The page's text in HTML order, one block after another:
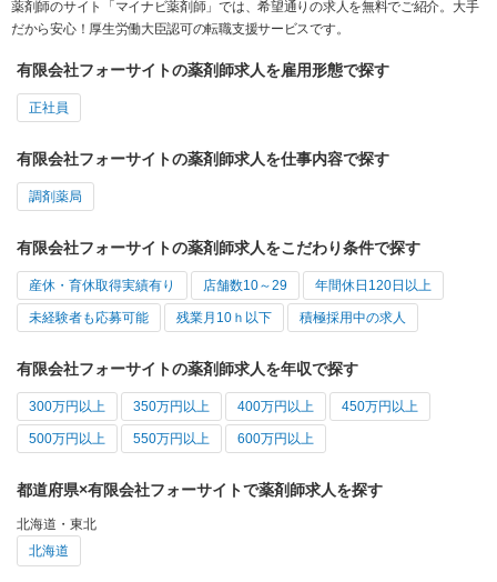
薬剤師のサイト「マイナビ薬剤師」では、希望通りの求人を無料でご紹介。大手
だから安心！厚生労働大臣認可の転職支援サービスです。
有限会社フォーサイトの薬剤師求人を雇用形態で探す
正社員
有限会社フォーサイトの薬剤師求人を仕事内容で探す
調剤薬局
有限会社フォーサイトの薬剤師求人をこだわり条件で探す
産休・育休取得実績有り 店舗数10～29 年間休日120日以上
未経験者も応募可能 残業月10ｈ以下 積極採用中の求人
有限会社フォーサイトの薬剤師求人を年収で探す
300万円以上 350万円以上 400万円以上 450万円以上
500万円以上 550万円以上 600万円以上
都道府県×有限会社フォーサイトで薬剤師求人を探す
北海道・東北
北海道